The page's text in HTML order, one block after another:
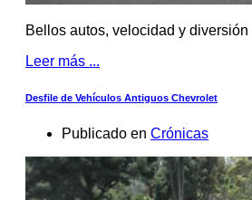
Bellos autos, velocidad y
Leer más ...
Desfile de Vehículos Antiguos Chevrolet
Publicado en Crónicas